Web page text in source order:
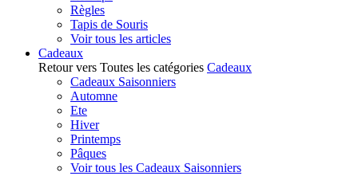
Règles
Tapis de Souris
Voir tous les articles
Cadeaux
Retour vers Toutes les catégories Cadeaux
Cadeaux Saisonniers
Automne
Ete
Hiver
Printemps
Pâques
Voir tous les Cadeaux Saisonniers